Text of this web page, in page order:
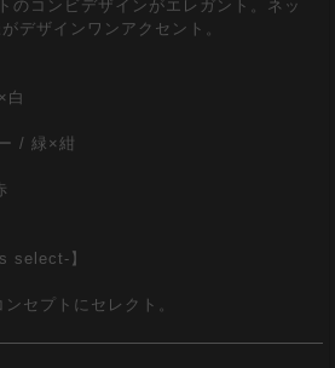
のコンビデザインがエレガント。ネッ
デザインワンアクセント。
白
/ 緑×紺
select-】
セプトにセレクト。